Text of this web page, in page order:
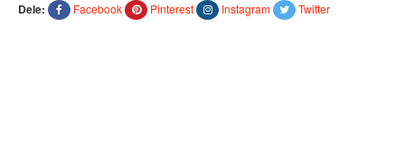
Dele: Facebook Pinterest Instagram Twitter